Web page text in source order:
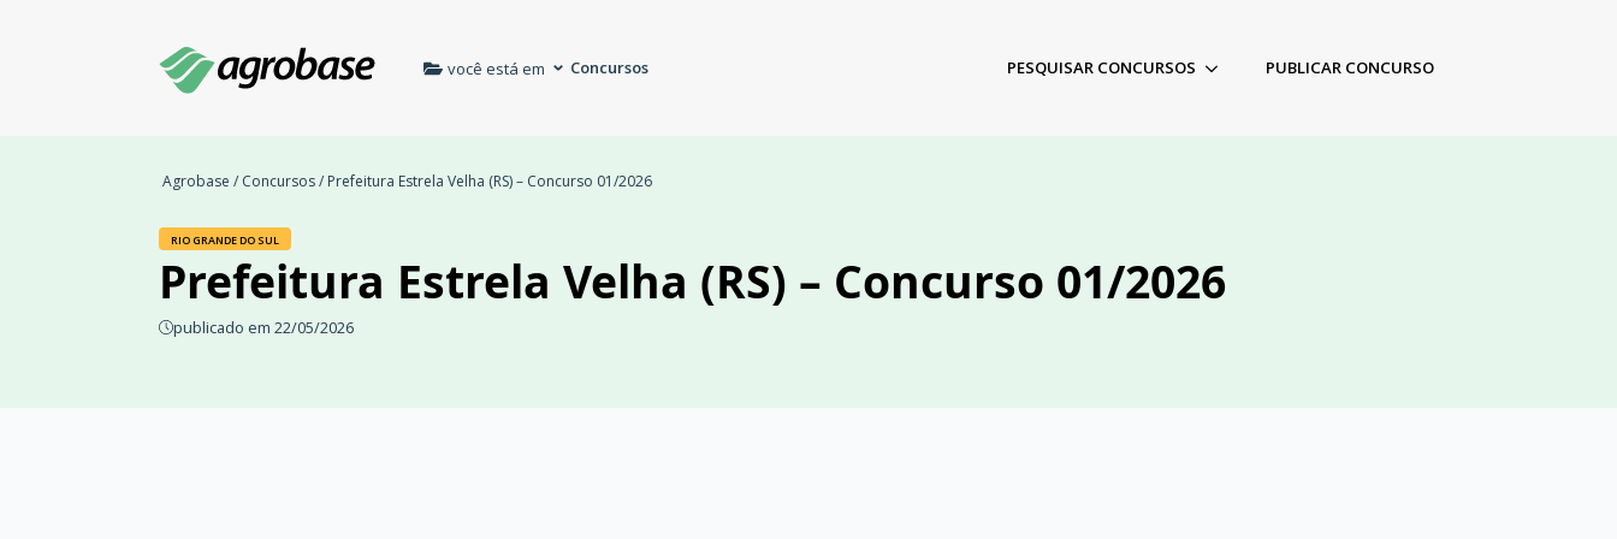
você está em Concursos PESQUISAR CONCURSOS PUBLICAR CONCURSO
Agrobase / Concursos/ Prefeitura Estrela Velha (RS) – Concurso 01/2026
RIO GRANDE DO SUL
Prefeitura Estrela Velha (RS) – Concurso 01/2026
publicado em 22/05/2026